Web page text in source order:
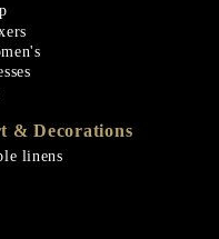
& Decorations
linens